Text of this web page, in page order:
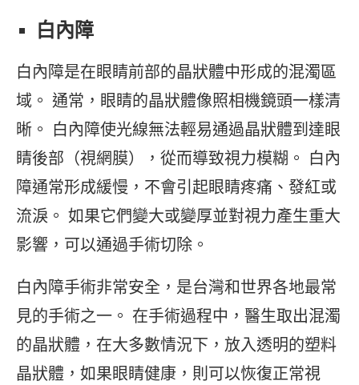
白內障
白內障是在眼睛前部的晶狀體中形成的混濁區
域。 通常，眼睛的晶狀體像照相機鏡頭一樣清
晰。 白內障使光線無法輕易通過晶狀體到達眼
睛後部（視網膜），從而導致視力模糊。 白內
障通常形成緩慢，不會引起眼睛疼痛、發紅或
流淚。 如果它們變大或變厚並對視力產生重大
影響，可以通過手術切除。
白內障手術非常安全，是台灣和世界各地最常
見的手術之一。 在手術過程中，醫生取出混濁
的晶狀體，在大多數情況下，放入透明的塑料
晶狀體，如果眼睛健康，則可以恢復正常視